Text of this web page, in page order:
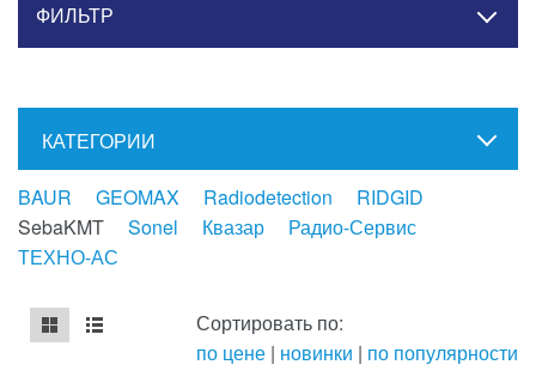
ФИЛЬТР
КАТЕГОРИИ
BAUR GEOMAX Radiodetection
RIDGID
SebaKMT
Sonel Квазар
Радио-Сервис
ТЕХНО-АС
mse2_chunk_default
mse2_chunk_alternate
Сортировать по:
по цене | новинки | по популярности